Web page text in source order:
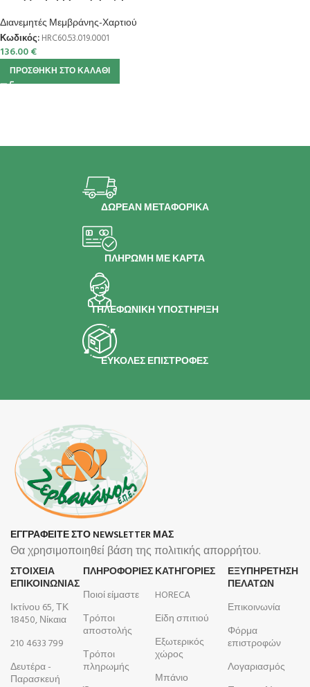
Διανεμητές Μεμβράνης-Χαρτιού
Κωδικός: HRC60.53.019.0001
136.00€
ΠΡΟΣΘΉΚΗ ΣΤΟ ΚΑΛΆΘΙ
ΔΩΡΕΑΝ ΜΕΤΑΦΟΡΙΚΑ
ΠΛΗΡΩΜΗ ΜΕ ΚΑΡΤΑ
ΤΗΛΕΦΩΝΙΚΗ ΥΠΟΣΤΗΡΙΞΗ
ΕΥΚΟΛΕΣ ΕΠΙΣΤΡΟΦΕΣ
ΕΓΓΡΑΦΕΙΤΕ ΣΤΟ NEWSLETTER ΜΑΣ
Θα χρησιμοποιηθεί βάση της πολιτικής απορρήτου.
ΣΤΟΙΧΕΙΑ
ΕΠΙΚΟΙΝΩΝΙΑΣ
Ικτίνου 65, ΤΚ
18450, Νίκαια
210 4633 799
Δευτέρα -
Παρασκευή
ΠΛΗΡΟΦΟΡΊΕΣ
Ποιοί είμαστε
Τρόποι
αποστολής
Τρόποι
πληρωμής
ΚΑΤΗΓΟΡΙΕΣ
HORECA
Είδη σπιτιού
Εξωτερικός
χώρος
Μπάνιο
ΕΞΥΠΗΡΕΤΗΣΗ
ΠΕΛΑΤΩΝ
Επικοινωνία
Φόρμα
επιστροφών
Λογαριασμός